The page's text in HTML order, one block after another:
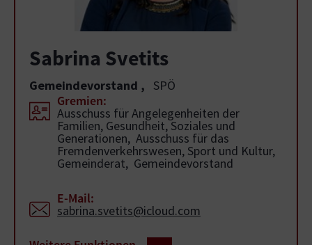
Sabrina Svetits
Gemeindevorstand ,
SPÖ
Gremien:
Ausschuss für Angelegenheiten der
Familien, Gesundheit, Soziales und
Generationen, Ausschuss für das
Fremdenverkehrswesen, Sport und Kultur,
Gemeinderat, Gemeindevorstand
E-Mail:
sabrina.svetits@icloud.com